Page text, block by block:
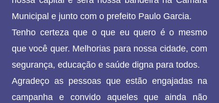
Municipal e junto com o prefeito Paulo Garcia.
Tenho certeza que o que eu quero é o mesmo
que você quer. Melhorias para nossa cidade, com
segurança, educação e saúde digna para todos.
Agradeço as pessoas que estão engajadas na
campanha e convido aqueles que ainda não